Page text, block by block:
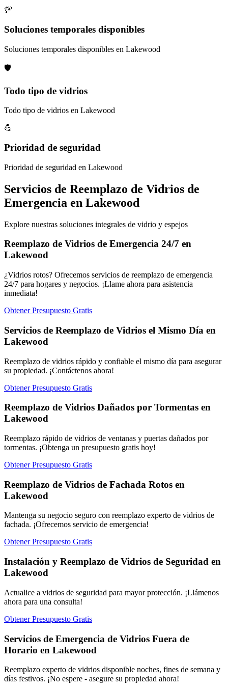
💯
Soluciones temporales disponibles
Soluciones temporales disponibles en Lakewood
🛡️
Todo tipo de vidrios
Todo tipo de vidrios en Lakewood
💪
Prioridad de seguridad
Prioridad de seguridad en Lakewood
Servicios de Reemplazo de Vidrios de
Emergencia en Lakewood
Explore nuestras soluciones integrales de vidrio y espejos
Reemplazo de Vidrios de Emergencia 24/7 en
Lakewood
¿Vidrios rotos? Ofrecemos servicios de reemplazo de emergencia
24/7 para hogares y negocios. ¡Llame ahora para asistencia
inmediata!
Obtener Presupuesto Gratis
Servicios de Reemplazo de Vidrios el Mismo Día en
Lakewood
Reemplazo de vidrios rápido y confiable el mismo día para asegurar
su propiedad. ¡Contáctenos ahora!
Obtener Presupuesto Gratis
Reemplazo de Vidrios Dañados por Tormentas en
Lakewood
Reemplazo rápido de vidrios de ventanas y puertas dañados por
tormentas. ¡Obtenga un presupuesto gratis hoy!
Obtener Presupuesto Gratis
Reemplazo de Vidrios de Fachada Rotos en
Lakewood
Mantenga su negocio seguro con reemplazo experto de vidrios de
fachada. ¡Ofrecemos servicio de emergencia!
Obtener Presupuesto Gratis
Instalación y Reemplazo de Vidrios de Seguridad en
Lakewood
Actualice a vidrios de seguridad para mayor protección. ¡Llámenos
ahora para una consulta!
Obtener Presupuesto Gratis
Servicios de Emergencia de Vidrios Fuera de
Horario en Lakewood
Reemplazo experto de vidrios disponible noches, fines de semana y
días festivos. ¡No espere - asegure su propiedad ahora!